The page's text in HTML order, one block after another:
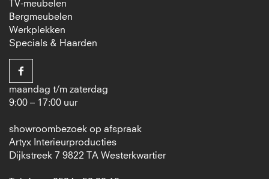
TV-meubelen
Bergmeubelen
Werkplekken
Specials & Haarden
maandag t/m zaterdag
9:00 – 17:00 uur
showroombezoek op afspraak
Artyx Interieurproducties
Dijkstreek 7 9822 TA Westerkwartier